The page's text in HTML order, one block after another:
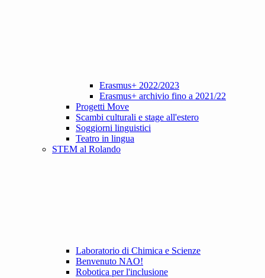
Erasmus+ 2022/2023
Erasmus+ archivio fino a 2021/22
Progetti Move
Scambi culturali e stage all'estero
Soggiorni linguistici
Teatro in lingua
STEM al Rolando
Laboratorio di Chimica e Scienze
Benvenuto NAO!
Robotica per l'inclusione